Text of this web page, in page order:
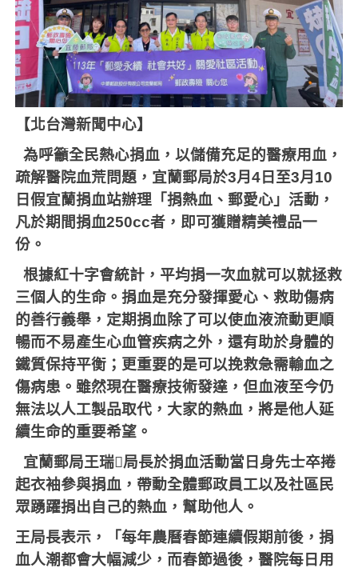
【北台灣新聞中心】
為呼籲全民熱心捐血，以儲備充足的醫療用血，
疏解醫院血荒問題，宜蘭郵局於3月4 日至3月 10
日假宜蘭捐血站辦理「捐熱血、郵愛心」活動，
凡於期間捐血250cc者，即可獲贈精美禮品一
份。
根據紅十字會統計，平均捐一次血就可以就拯救
三個人的生命。捐血是充分發揮愛心、救助傷病
的善行義舉，定期捐血除了可以使血液流動更順
暢而不易產生心血管疾病之外，還有助於身體的
鐵質保持平衡；更重要的是可以挽救急需輸血之
傷病患。雖然現在醫療技術發達，但血液至今仍
無法以人工製品取代，大家的熱血，將是他人延
續生命的重要希望。
宜蘭郵局王瑞𩇤局長於捐血活動當日身先士卒捲
起衣袖參與捐血，帶動全體郵政員工以及社區民
眾踴躍捐出自己的熱血，幫助他人。
王局長表示，「每年農曆春節連續假期前後，捐
血人潮都會大幅減少，而春節過後，醫院每日用